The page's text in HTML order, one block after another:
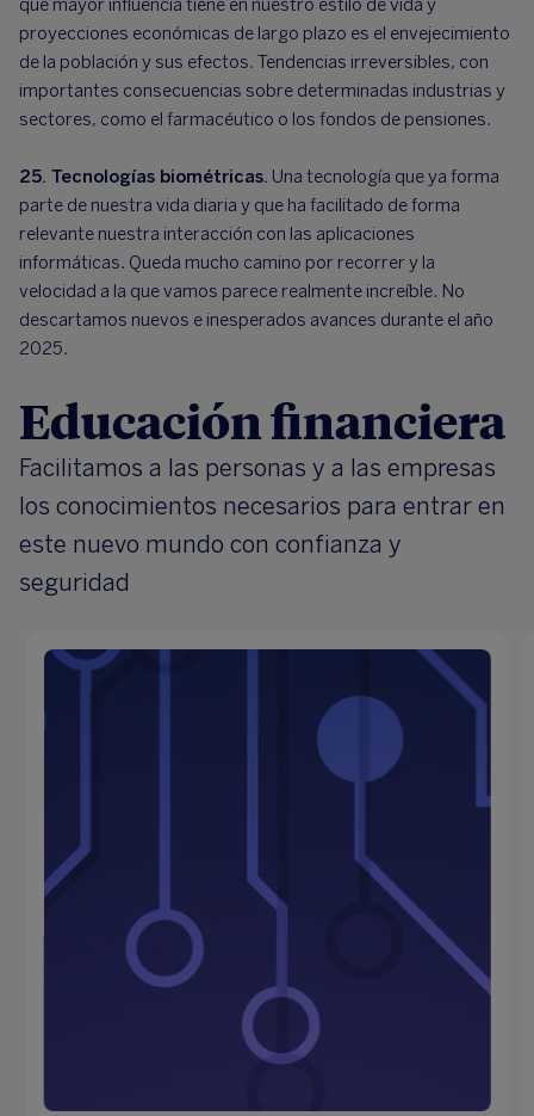
que mayor influencia tiene en nuestro estilo de vida y
proyecciones económicas de largo plazo es el envejecimiento
de la población y sus efectos. Tendencias irreversibles, con
importantes consecuencias sobre determinadas industrias y
sectores, como el farmacéutico o los fondos de pensiones.
25. Tecnologías biométricas. Una tecnología que ya forma
parte de nuestra vida diaria y que ha facilitado de forma
relevante nuestra interacción con las aplicaciones
informáticas. Queda mucho camino por recorrer y la
velocidad a la que vamos parece realmente increíble. No
descartamos nuevos e inesperados avances durante el año
2025.
Educación financiera
Facilitamos a las personas y a las empresas
los conocimientos necesarios para entrar en
este nuevo mundo con confianza y
seguridad